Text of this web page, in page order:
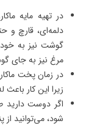
در تهیه مایه
دلمه‌ای، قارچ و
گوشت نیز به
مرغ نیز به جای
در زمان پخت
زیرا این کار
اگر دوست دارید
شود، می‌توانید از